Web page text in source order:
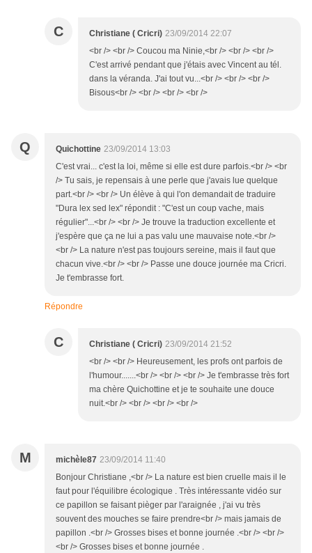
C Christiane ( Cricri) 23/09/2014 22:07
<br /> <br /> Coucou ma Ninie,<br /> <br /> <br />
C'est arrivé pendant que j'étais avec Vincent au tél.
dans la véranda. J'ai tout vu...<br /> <br /> <br />
Bisous<br /> <br /> <br /> <br />
Q Quichottine 23/09/2014 13:03
C'est vrai... c'est la loi, même si elle est dure parfois.<br /> <br
/> Tu sais, je repensais à une perle que j'avais lue quelque
part.<br /> <br /> Un élève à qui l'on demandait de traduire
"Dura lex sed lex" répondit : "C'est un coup vache, mais
régulier"...<br /> <br /> Je trouve la traduction excellente et
j'espère que ça ne lui a pas valu une mauvaise note.<br />
<br /> La nature n'est pas toujours sereine, mais il faut que
chacun vive.<br /> <br /> Passe une douce journée ma Cricri.
Je t'embrasse fort.
Répondre
C Christiane ( Cricri) 23/09/2014 21:52
<br /> <br /> Heureusement, les profs ont parfois de
l'humour.......<br /> <br /> <br /> Je t'embrasse très fort
ma chère Quichottine et je te souhaite une douce
nuit.<br /> <br /> <br /> <br />
M michèle87 23/09/2014 11:40
Bonjour Christiane ,<br /> La nature est bien cruelle mais il le
faut pour l'équilibre écologique . Très intéressante vidéo sur
ce papillon se faisant pièger par l'araignée , j'ai vu très
souvent des mouches se faire prendre<br /> mais jamais de
papillon .<br /> Grosses bises et bonne journée .<br /> <br />
<br /> Grosses bises et bonne journée .